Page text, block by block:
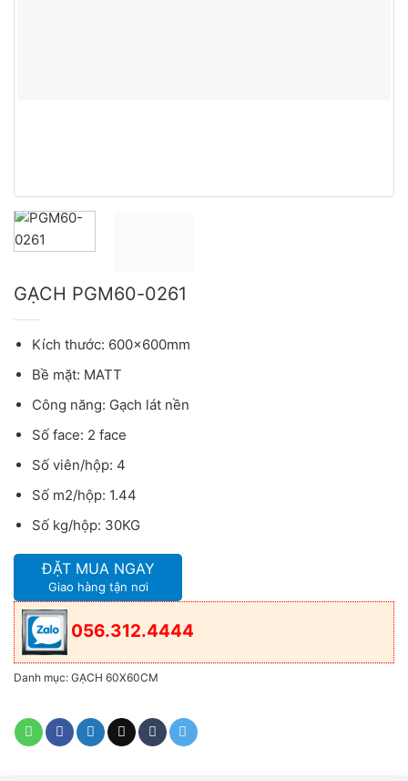
GẠCH PGM60-0261
Kích thước: 600×600mm
Bề mặt: MATT
Công năng: Gạch lát nền
Số face: 2 face
Số viên/hộp: 4
Số m2/hộp: 1.44
Số kg/hộp: 30KG
ĐẶT MUA NGAY
Giao hàng tận nơi
056.312.4444
Danh mục: GẠCH 60X60CM